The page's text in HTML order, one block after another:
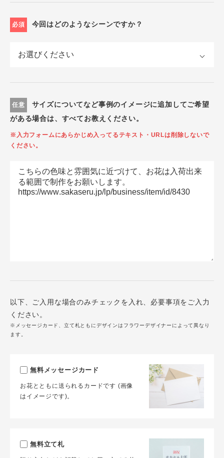
必須 今回はどのようなシーンですか？
任意
サイズについてなど事例のイメージに追加してご希望
がある場合は、すべてお教えください。
※入力フォームにあらかじめ入ってるテキスト・URLは削除しないで
ください。
以下、ご入用な場合のみチェックを入れ、必要事項をご入力
ください。
※メッセージカード、立て札ともにデザインはフラワーデザイナーによって異なり
ます。
無料メッセージカード
お花とともに送られるカードです (画像
はイメージです)。
無料立て札